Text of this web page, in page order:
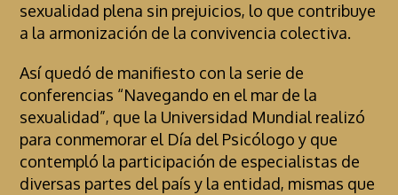
sexualidad plena sin prejuicios, lo que contribuye
a la armonización de la convivencia colectiva.
Así quedó de manifiesto con la serie de
conferencias “Navegando en el mar de la
sexualidad”, que la Universidad Mundial realizó
para conmemorar el Día del Psicólogo y que
contempló la participación de especialistas de
diversas partes del país y la entidad, mismas que